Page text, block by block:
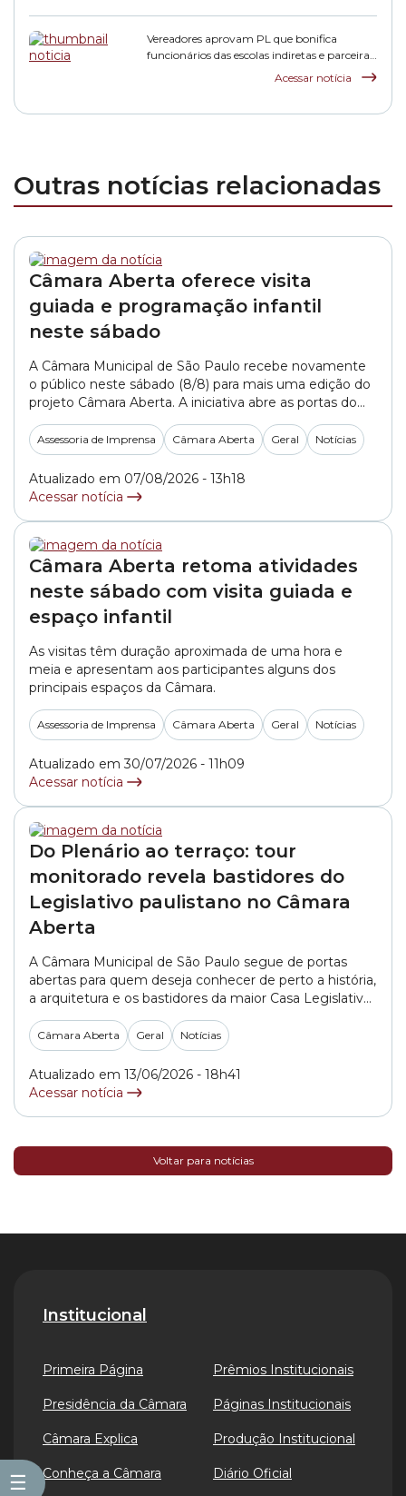
☰
Vereadores aprovam PL que bonifica
funcionários das escolas indiretas e parceiras
Acessar notícia
Outras notícias relacionadas
Câmara Aberta oferece visita
guiada e programação infantil
neste sábado
A Câmara Municipal de São Paulo recebe novamente
o público neste sábado (8/8) para mais uma edição do
projeto Câmara Aberta. A iniciativa abre as portas do
Palácio Anchieta aos fins de semana e oferece
atividades gratuitas para quem deseja conhecer de
perto os espaços do Legislativo paulistano. A
Assessoria de Imprensa Câmara Aberta Geral Notícias
Atualizado em 07/08/2026 - 13h18
Acessar notícia
Câmara Aberta retoma atividades
neste sábado com visita guiada e
espaço infantil
As visitas têm duração aproximada de uma hora e
meia e apresentam aos participantes alguns dos
principais espaços da Câmara.
Assessoria de Imprensa Câmara Aberta Geral Notícias
Atualizado em 30/07/2026 - 11h09
Acessar notícia
Do Plenário ao terraço: tour
monitorado revela bastidores do
Legislativo paulistano no Câmara
Aberta
A Câmara Municipal de São Paulo segue de portas
abertas para quem deseja conhecer de perto a história,
a arquitetura e os bastidores da maior Casa Legislativa
da América Latina. No projeto Câmara Aberta,
visitantes podem participar de um tour monitorado
que percorre espaços históricos, obras de arte e até o
terraço do Palácio Anchieta,... »
Câmara Aberta Geral Notícias
Atualizado em 13/06/2026 - 18h41
Acessar notícia
Voltar para notícias
Institucional
Primeira Página
Presidência da Câmara
Câmara Explica
Conheça a Câmara
Prêmios Institucionais
Páginas Institucionais
Produção Institucional
Diário Oficial